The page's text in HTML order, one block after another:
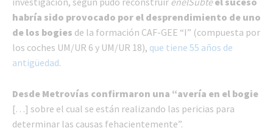
habría sido provocado por el desprendimiento de uno
de los bogies de la formación CAF-GEE “I” (compuesta por
los coches UM/UR 6 y UM/UR 18), que tiene 55 años de
antigüedad.
Desde Metrovías confirmaron una “avería en el bogie
[…] sobre el cual se están realizando las pericias para
determinar las causas fehacientemente”.